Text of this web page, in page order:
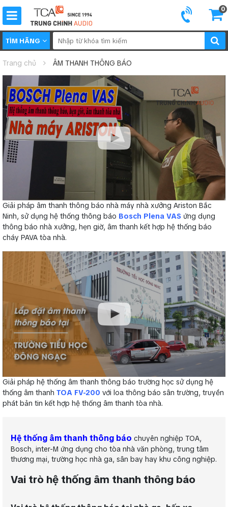
0
TÌM HÃNG
Trang chủ ÂM THANH THÔNG BÁO
Giải pháp âm thanh thông báo nhà máy nhà xưởng Ariston Bắc
Ninh, sử dụng hệ thống thông báo Bosch Plena VAS ứng dụng
thông báo nhà xưởng, hẹn giờ, âm thanh kết hợp hệ thống báo
cháy PAVA tòa nhà.
Giải pháp hệ thống âm thanh thông báo trường học sử dụng hệ
thống âm thanh TOA FV-200 với loa thông báo sân trường, truyền
phát bản tin kết hợp hệ thống âm thanh tòa nhà.
Hệ thống âm thanh thông báo chuyên nghiệp TOA,
Bosch, inter-M ứng dụng cho tòa nhà văn phòng, trung tâm
thương mại, trường học nhà ga, sân bay hay khu công nghiệp.
Vai trò hệ thống âm thanh thông báo